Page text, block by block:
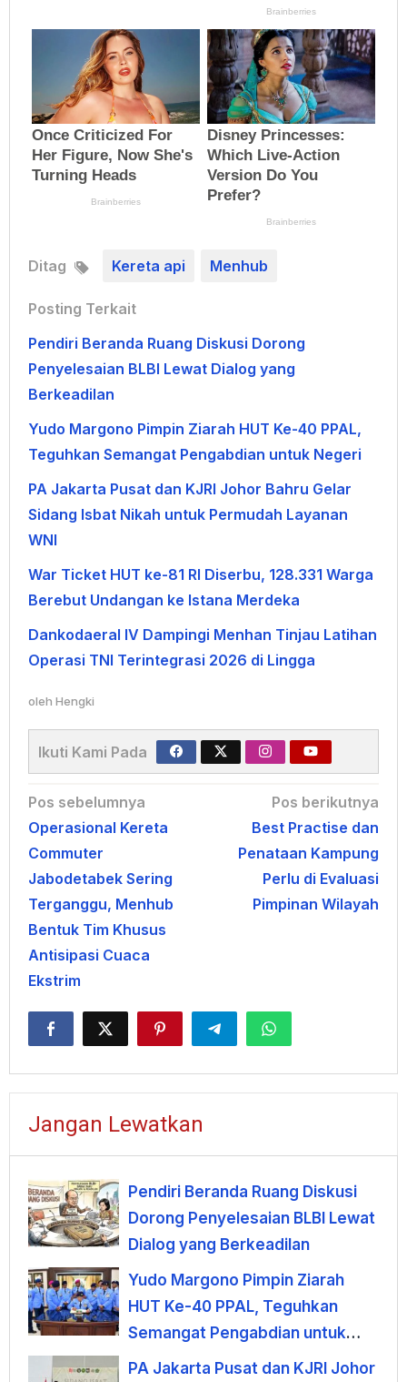
Ditag Kereta api Menhub
Posting Terkait
Pendiri Beranda Ruang Diskusi Dorong
Penyelesaian BLBI Lewat Dialog yang
Berkeadilan
Yudo Margono Pimpin Ziarah HUT Ke-40 PPAL,
Teguhkan Semangat Pengabdian untuk Negeri
PA Jakarta Pusat dan KJRI Johor Bahru Gelar
Sidang Isbat Nikah untuk Permudah Layanan
WNI
War Ticket HUT ke-81 RI Diserbu, 128.331 Warga
Berebut Undangan ke Istana Merdeka
Dankodaeral IV Dampingi Menhan Tinjau Latihan
Operasi TNI Terintegrasi 2026 di Lingga
oleh Hengki
Ikuti Kami Pada
Navigasi
pos
Pos sebelumnya
Operasional Kereta
Commuter
Jabodetabek Sering
Terganggu, Menhub
Bentuk Tim Khusus
Antisipasi Cuaca
Ekstrim
Pos berikutnya
Best Practise dan
Penataan Kampung
Perlu di Evaluasi
Pimpinan Wilayah
Jangan Lewatkan
Pendiri Beranda Ruang Diskusi
Dorong Penyelesaian BLBI Lewat
Dialog yang Berkeadilan
Yudo Margono Pimpin Ziarah
HUT Ke-40 PPAL, Teguhkan
Semangat Pengabdian untuk
Negeri
PA Jakarta Pusat dan KJRI Johor